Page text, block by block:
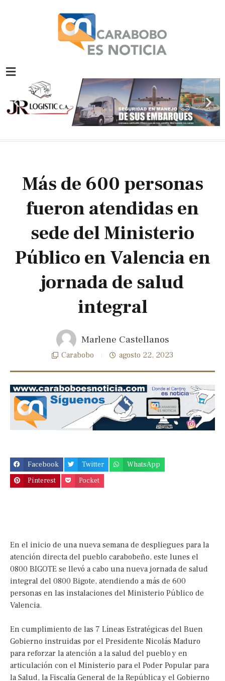
Previous
slide
Más de 600 personas
fueron atendidas en
sede del Ministerio
Público en Valencia en
jornada de salud
integral
Marlene Castellanos
Carabobo agosto 22, 2023
Previous
slide
Next
slide
Facebook Twitter
WhatsApp
Pinterest
Pocket
En el inicio de una nueva semana de despliegues para la
atención directa del pueblo carabobeño, este lunes el
0800 BIGOTE se llevó a cabo una nueva jornada de salud
integral del 0800 Bigote, atendiendo a más de 600
personas en las instalaciones del Ministerio Público de
Valencia.
En cumplimiento de las 7 Líneas Estratégicas del Buen
Gobierno instruidas por el Presidente Nicolás Maduro
para reforzar la atención a la salud del pueblo y en
articulación con el Ministerio para el Poder Popular para
la Salud, la Fiscalía General de la República y el Gobierno